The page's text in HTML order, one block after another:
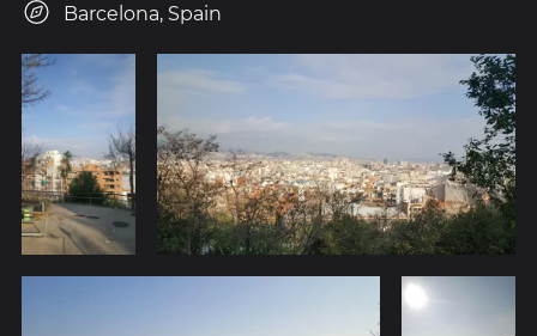
Barcelona, Spain